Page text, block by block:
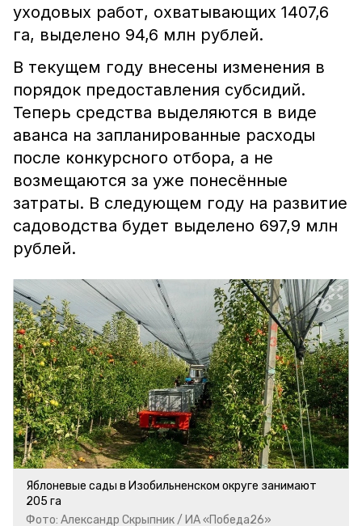
уходовых работ, охватывающих 1407,6
га, выделено 94,6 млн рублей.
В текущем году внесены изменения в
порядок предоставления субсидий.
Теперь средства выделяются в виде
аванса на запланированные расходы
после конкурсного отбора, а не
возмещаются за уже понесённые
затраты. В следующем году на развитие
садоводства будет выделено 697,9 млн
рублей.
Яблоневые сады в Изобильненском округе занимают
205 га
Фото: Александр Скрыпник / ИА «Победа26»